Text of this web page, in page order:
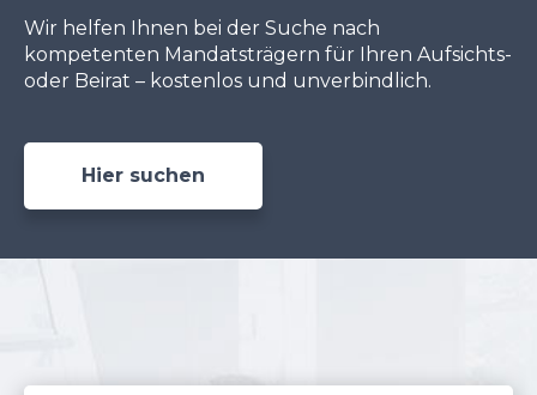
Wir helfen Ihnen bei der Suche nach
kompetenten Mandatsträgern für Ihren Aufsichts-
oder Beirat – kostenlos und unverbindlich.
Hier suchen